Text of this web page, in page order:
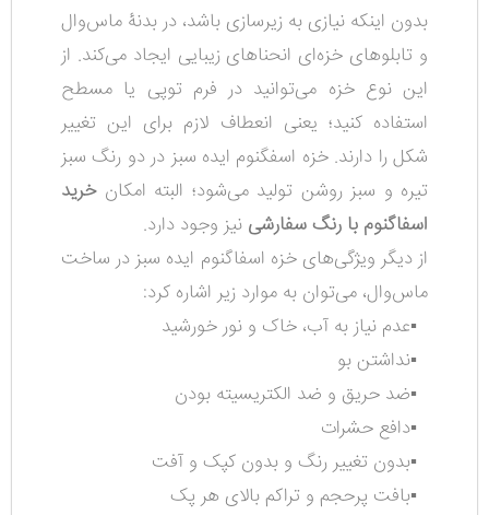
بدون اینکه نیازی به زیرسازی باشد، در بدنۀ ماس‌وال
و تابلوهای خزه‌ای انحناهای زیبایی ایجاد می‌کند. از
این نوع خزه می‌توانید در فرم توپی یا مسطح
استفاده کنید؛ یعنی انعطاف لازم برای این تغییر
شکل را دارند. خزه اسفگنوم ایده سبز در دو رنگ سبز
تیره و سبز روشن تولید می‌شود؛ البته امکانخرید
اسفاگنوم با رنگ سفارشی نیز وجود دارد.
از دیگر ویژگی‌های خزه اسفاگنوم ایده سبز در ساخت
ماس‌وال، می‌توان به موارد زیر اشاره کرد:
▪️عدم نیاز به آب، خاک و نور خورشید
▪️نداشتن بو
▪️ضد حریق و ضد الکتریسیته بودن
▪️دافع حشرات
▪️بدون تغییر رنگ و بدون کپک و آفت
▪️بافت پرحجم و تراکم بالای هر پک